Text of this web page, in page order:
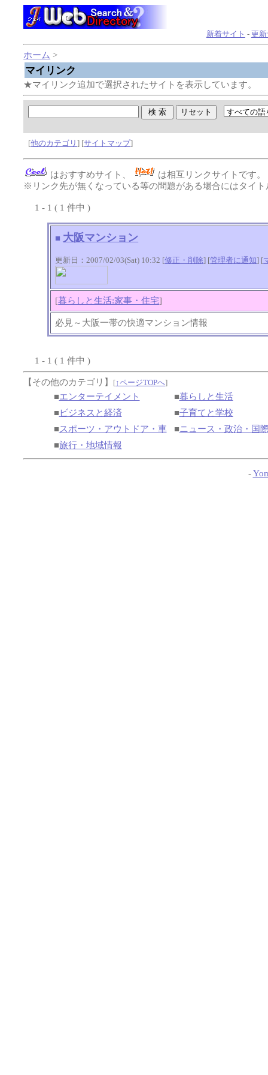
新着サイト - 更
ホーム >
マイリンク
★マイリンク追加で選択されたサイトを表示しています。
[他のカテゴリ] [サイトマップ]
はおすすめサイト、
は相互リンクサイトです。
※リンク先が無くなっている等の問題がある場合にはタイト
1 - 1 ( 1 件中 )
■ 大阪マンション
更新日：2007/02/03(Sat) 10:32 [修正・削除] [管理者に通知] [
[暮らしと生活:家事・住宅]
必見～大阪一帯の快適マンション情報
1 - 1 ( 1 件中 )
【その他のカテゴリ】 [↑ページTOPへ]
■エンターテイメント ■暮らしと生活
■ ビジネスと経済 ■子育てと学校
■スポーツ・アウトドア・車 ■ニュース・政治・国
■旅行・地域情報
-